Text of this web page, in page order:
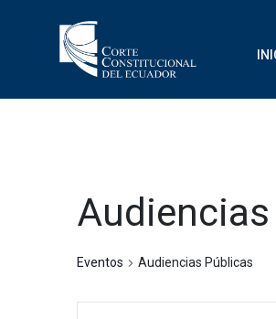
Eventos Audiencias Públicas